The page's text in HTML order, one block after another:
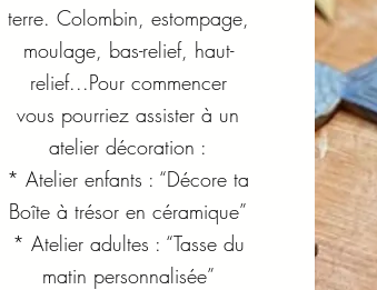
terre. Colombin, estompage,
moulage, bas-relief, haut-
relief...Pour commencer
vous pourriez assister à un
atelier décoration :
* Atelier enfants : “Décore ta
Boîte à trésor en céramique”
* Atelier adultes : “Tasse du
matin personnalisée”